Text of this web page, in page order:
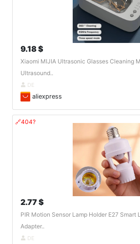
9.18 $
Xiaomi MIJIA Ultrasonic Glasses Cleaning
Ultrasound..
DE
aliexpress
🔗404?
2.77 $
PIR Motion Sensor Lamp Holder E27 Smart
Adapter..
DE